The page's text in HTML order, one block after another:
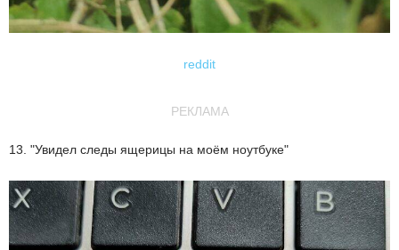
reddit
РЕКЛАМА
13. "Увидел следы ящерицы на моём ноутбуке"